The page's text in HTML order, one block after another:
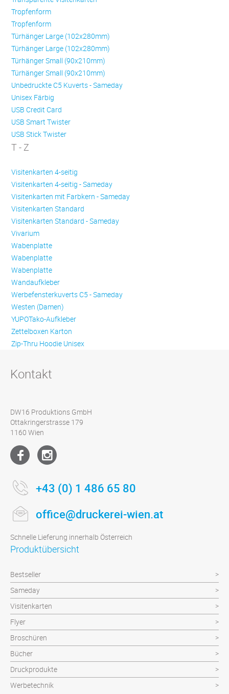
Trop­fen­form
Trop­fen­form
Türhänger Large (102x280mm)
Türhänger Large (102x280mm)
Türhänger Small (90x210mm)
Türhänger Small (90x210mm)
Unbedruckte C5 Kuverts - Sameday
Unisex Färbig
USB Credit Card
USB Smart Twister
USB Stick Twister
T - Z
Visitenkarten 4-seitig
Visitenkarten 4-seitig - Sameday
Visitenkarten mit Farbkern - Sameday
Visitenkarten Standard
Visitenkarten Standard - Sameday
Vivarium
Wabenplatte
Wabenplatte
Wabenplatte
Wandaufkleber
Werbefensterkuverts C5 - Sameday
Westen (Damen)
YUPOTako-Aufkleber
Zettelboxen Karton
Zip-Thru Hoodie Unisex
Kontakt
DW16 Produktions GmbH
Ottakringerstrasse 179
1160 Wien
+43 (0) 1 486 65 80
office@druckerei-wien.at
Schnelle Lieferung innerhalb Österreich
Produktübersicht
Bestseller
Sameday
Visitenkarten
Flyer
Broschüren
Bücher
Druckprodukte
Werbetechnik